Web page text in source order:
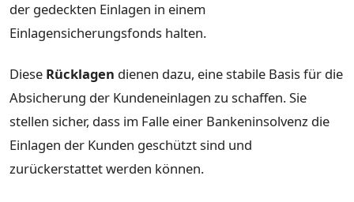
der gedeckten Einlagen in einem
Einlagensicherungsfonds halten.
Diese Rücklagen dienen dazu, eine stabile Basis für die
Absicherung der Kundeneinlagen zu schaffen. Sie
stellen sicher, dass im Falle einer Bankeninsolvenz die
Einlagen der Kunden geschützt sind und
zurückerstattet werden können.